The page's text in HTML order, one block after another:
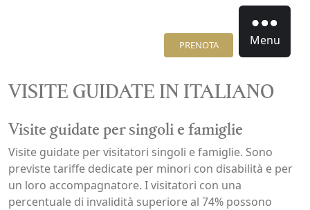
PRENOTA Menu
VISITE GUIDATE IN ITALIANO
Visite guidate per singoli e famiglie
Visite guidate per visitatori singoli e famiglie. Sono
previste tariffe dedicate per minori con disabilità e per
un loro accompagnatore. I visitatori con una
percentuale di invalidità superiore al 74% possono